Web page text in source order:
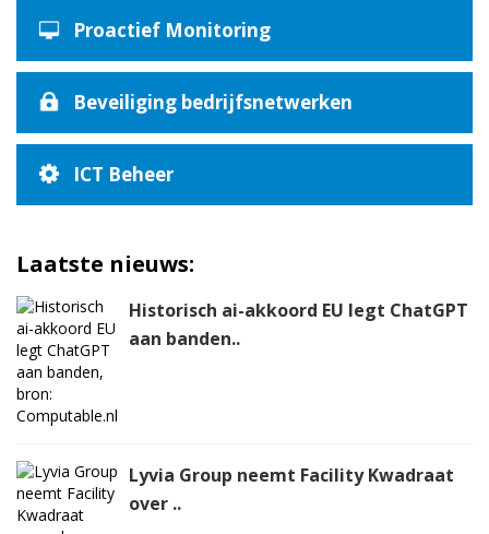
Proactief Monitoring
Beveiliging bedrijfsnetwerken
ICT Beheer
Laatste nieuws:
Historisch ai-akkoord EU legt ChatGPT
aan banden..
Lyvia Group neemt Facility Kwadraat
over ..